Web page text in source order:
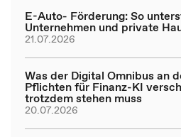
E-Auto- Förderung: So
Unternehmen und private
21.07.2026
Was der Digital Omnibus an
Pflichten für Finanz-KI
trotzdem stehen muss
20.07.2026